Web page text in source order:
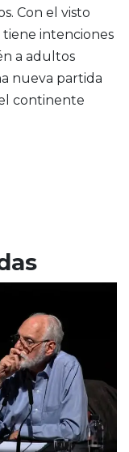
Con el visto
intenciones
a adultos
nueva partida
continente